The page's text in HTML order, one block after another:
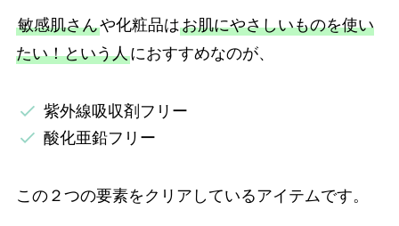
敏感肌さんや化粧品はお肌にやさしいものを使い
たい！という人におすすめなのが、
紫外線吸収剤フリー
酸化亜鉛フリー
この２つの要素をクリアしているアイテムです。